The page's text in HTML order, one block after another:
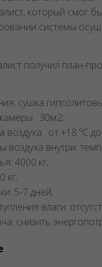
который смог
системы
получил план-
сушка
: 30м2;
воздуха: от +18 ºС
внутри:
4000 кг;
кг;
5-7 дней;
влаги:
снизить